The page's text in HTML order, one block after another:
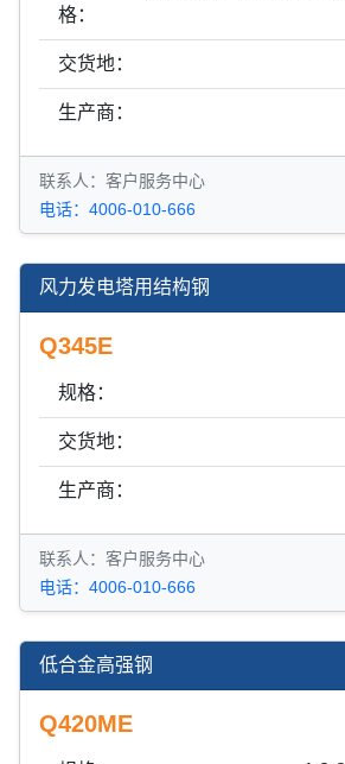
格：
交货地：
生产商：
联系人：客户服务中心
电话：4006-010-666
风力发电塔用结构钢
Q345E
规格：
交货地：
生产商：
联系人：客户服务中心
电话：4006-010-666
低合金高强钢
Q420ME